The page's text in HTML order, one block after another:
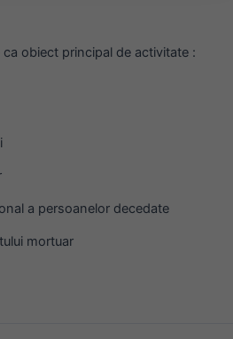
ca obiect principal de activitate :
a persoanelor decedate
mortuar